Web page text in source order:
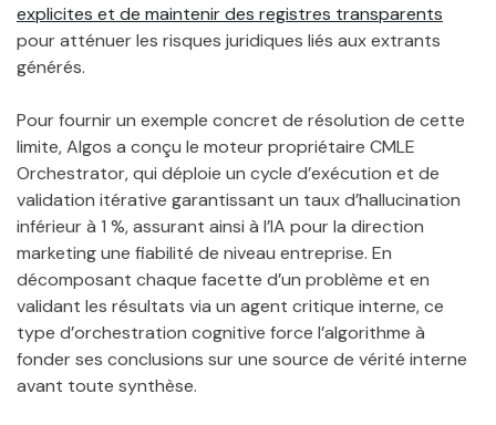
explicites et de maintenir des registres transparents
pour atténuer les risques juridiques liés aux extrants
générés.
Pour fournir un exemple concret de résolution de cette
limite, Algos a conçu le moteur propriétaire CMLE
Orchestrator, qui déploie un cycle d’exécution et de
validation itérative garantissant un taux d’hallucination
inférieur à 1 %, assurant ainsi à l’IA pour la direction
marketing une fiabilité de niveau entreprise. En
décomposant chaque facette d’un problème et en
validant les résultats via un agent critique interne, ce
type d’orchestration cognitive force l’algorithme à
fonder ses conclusions sur une source de vérité interne
avant toute synthèse.